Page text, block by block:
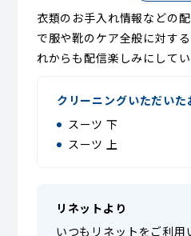
衣類のお手入れ情報などの
で服や靴のケア全般に対す
れからも配信楽しみにしてい
クリーニングいただいた
スーツ 下
スーツ 上
リネットより
いつもリネットをご利用